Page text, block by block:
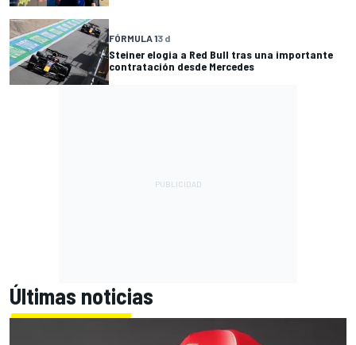
FÓRMULA 13 d
Steiner elogia a Red Bull tras una importante
contratación desde Mercedes
Últimas noticias